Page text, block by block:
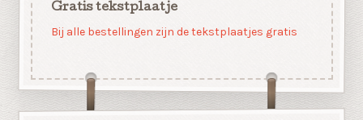
Gratis tekstplaatje
Bij alle bestellingen zijn de tekstplaatjes gratis